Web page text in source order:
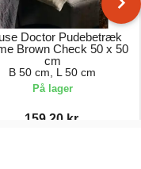
Doctor Pudebetræk
Brown Check 50 x 50
cm
B 50 cm, L 50 cm
På lager
159,20 kr.